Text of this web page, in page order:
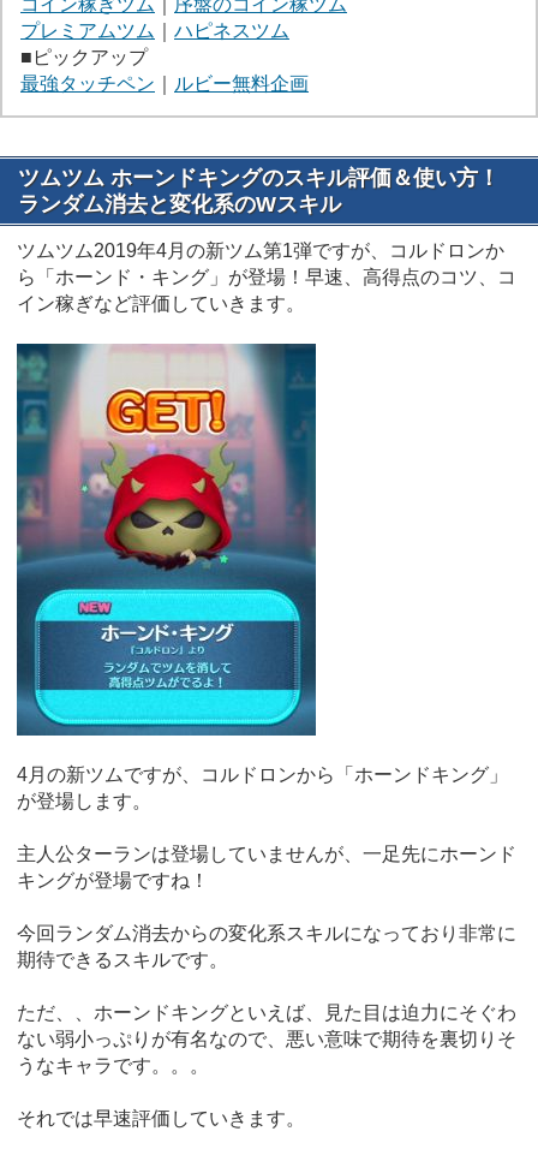
プレミアムツム
ハピネスツム
■ピックアップ
最強タッチペン
ルビー無料企画
ツムツム ホーンドキングのスキル評価＆使い方！
ランダム消去と変化系のWスキル
ツムツム2019年4月の新ツム第1弾ですが、コルドロンか
ら「ホーンド・キング」が登場！早速、高得点のコツ、コ
イン稼ぎなど評価していきます。
4月の新ツムですが、コルドロンから「ホーンドキング」
が登場します。
主人公ターランは登場していませんが、一足先にホーンド
キングが登場ですね！
今回ランダム消去からの変化系スキルになっており非常に
期待できるスキルです。
ただ、、ホーンドキングといえば、見た目は迫力にそぐわ
ない弱小っぷりが有名なので、悪い意味で期待を裏切りそ
うなキャラです。。。
それでは早速評価していきます。